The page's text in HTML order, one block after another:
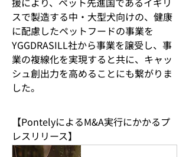
スで製造する中・大型犬向けの、健康
に配慮したペットフードの事業を
YGGDRASILL社から事業を譲受し、事
業の複線化を実現すると共に、キャッ
シュ創出力を高めることにも繋がりま
した。
【PontelyによるM&A実行にかかるプ
レスリリース】